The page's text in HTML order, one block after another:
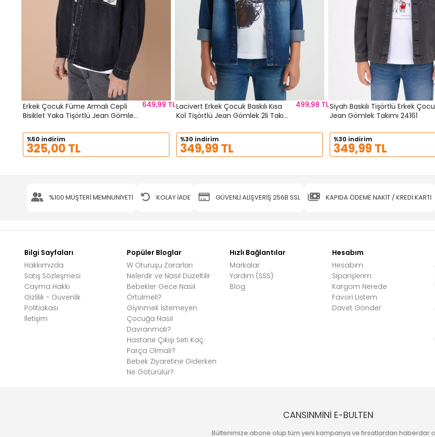
Erkek Çocuk Füme Armalı Cepli
Bisiklet Yaka Tişörtlü Jean Gömlek
649,99 TL
%50 indirim
325,00 TL
Lacivert Erkek Çocuk Baskılı Kısa
Kol Tişörtlü Jean Gömlek 2li Takım
499,98 TL
%30 indirim
349,99 TL
Siyah Baskılı Tişörtlü Erkek
Jean Gömlek Takımı 24161
%30 indirim
349,99 TL
%100 MÜŞTERİ MEMNUNİYETİ KOLAY İADE GÜVENLİ ALIŞVERİŞ 256B SSL KAPIDA ÖDEME NAKİT / KREDİ KARTI
Bilgi Sayfaları
Hakkımızda
Satış Sözleşmesi
Cayma Hakkı
Gizlilik - Güvenlik
Politiakası
İletişim
Popüler Bloglar
W Oturuşu Zararları
Nelerdir ve Nasıl Düzeltilir
Bebekler Gece Nasıl
Örtülmeli?
Giyinmek İstemeyen
Çocuğa Nasıl
Davranmalı?
Hastane Çıkışı Seti Kaç
Parça Olmalı?
Bebek Ziyaretine Giderken
Ne Götürülür?
Hızlı Bağlantılar
Markalar
Yardım (SSS)
Blog
Hesabım
Hesabım
Siparişlerim
Kargom Nerede
Favori Listem
Davet Gönder
CANSINMİNİ E-BULTEN
Bültenimize abone olup tüm yeni kampanya ve fırsatlardan haberdar